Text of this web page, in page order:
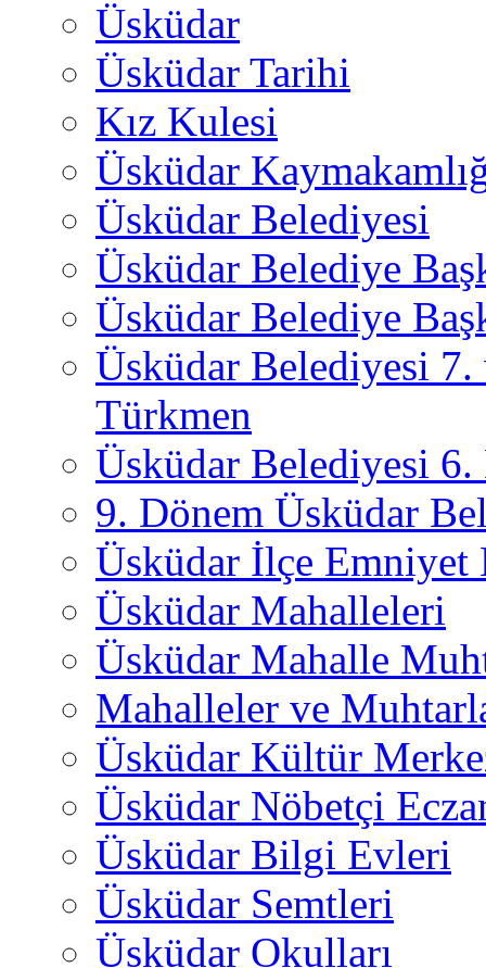
Üsküdar
Üsküdar Tarihi
Kız Kulesi
Üsküdar
Üsküdar Belediyesi
Üsküdar Belediye
Üsküdar Belediye
Üsküdar Belediyesi
Türkmen
Üsküdar Belediyesi 6.
9. Dönem Üsküdar
Üsküdar İlçe
Üsküdar Mahalleleri
Üsküdar Mahalle
Mahalleler ve
Üsküdar Kültür
Üsküdar Nöbetçi
Üsküdar Bilgi Evleri
Üsküdar Semtleri
Üsküdar Okulları